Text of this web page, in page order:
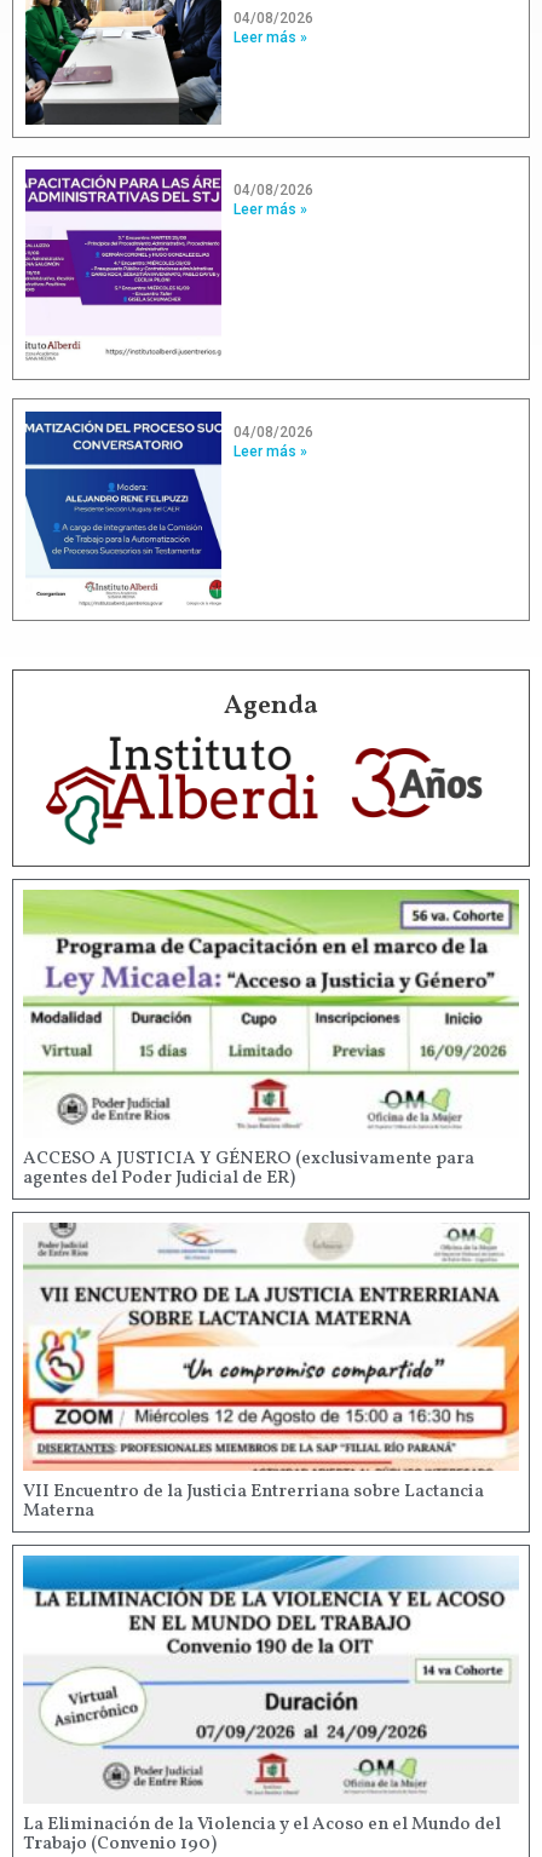
04/08/2026
Leer más »
04/08/2026
Leer más »
04/08/2026
Leer más »
Agenda
ACCESO A JUSTICIA Y GÉNERO (exclusivamente para
agentes del Poder Judicial de ER)
VII Encuentro de la Justicia Entrerriana sobre Lactancia
Materna
La Eliminación de la Violencia y el Acoso en el Mundo del
Trabajo (Convenio 190)